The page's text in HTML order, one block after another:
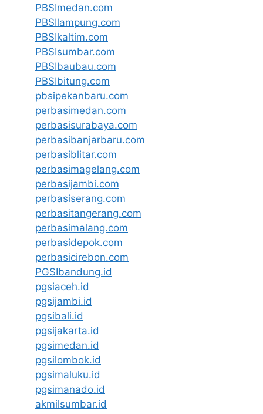
PBSImedan.com
PBSIlampung.com
PBSIkaltim.com
PBSIsumbar.com
PBSIbaubau.com
PBSIbitung.com
pbsipekanbaru.com
perbasimedan.com
perbasisurabaya.com
perbasibanjarbaru.com
perbasiblitar.com
perbasimagelang.com
perbasijambi.com
perbasiserang.com
perbasitangerang.com
perbasimalang.com
perbasidepok.com
perbasicirebon.com
PGSIbandung.id
pgsiaceh.id
pgsijambi.id
pgsibali.id
pgsijakarta.id
pgsimedan.id
pgsilombok.id
pgsimaluku.id
pgsimanado.id
akmilsumbar.id